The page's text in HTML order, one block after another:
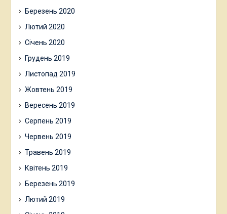
Березень 2020
Лютий 2020
Січень 2020
Грудень 2019
Листопад 2019
Жовтень 2019
Вересень 2019
Серпень 2019
Червень 2019
Травень 2019
Квітень 2019
Березень 2019
Лютий 2019